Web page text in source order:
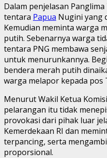
Dalam penjelasan
tentara Papua Nugini yang
Kemudian meminta warga
putih. Sebenarnya warga
tentara PNG membawa
untuk menurunkannya.
bendera merah putih
warga melapor kepada pos
Menurut Wakil Ketua
pelarangan itu tidak
provokasi dari pihak luar
Kemerdekaan RI dan
terpancing, serta
proporsional.